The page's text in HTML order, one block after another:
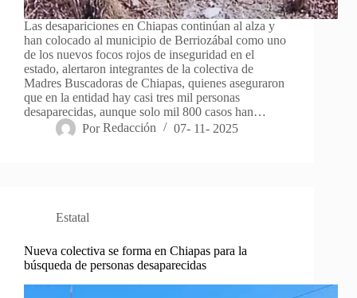
Las desapariciones en Chiapas continúan al alza y
han colocado al municipio de Berriozábal como uno
de los nuevos focos rojos de inseguridad en el
estado, alertaron integrantes de la colectiva de
Madres Buscadoras de Chiapas, quienes aseguraron
que en la entidad hay casi tres mil personas
desaparecidas, aunque solo mil 800 casos han…
Por Redacción 07- 11- 2025
Estatal
Nueva colectiva se forma en Chiapas para la
búsqueda de personas desaparecidas